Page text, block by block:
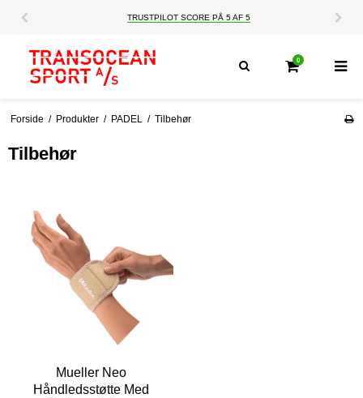
TRUSTPILOT SCORE PÅ 5 AF 5
0
Forside / Produkter / PADEL / Tilbehør
Tilbehør
Mueller Neo
Håndledsstøtte Med